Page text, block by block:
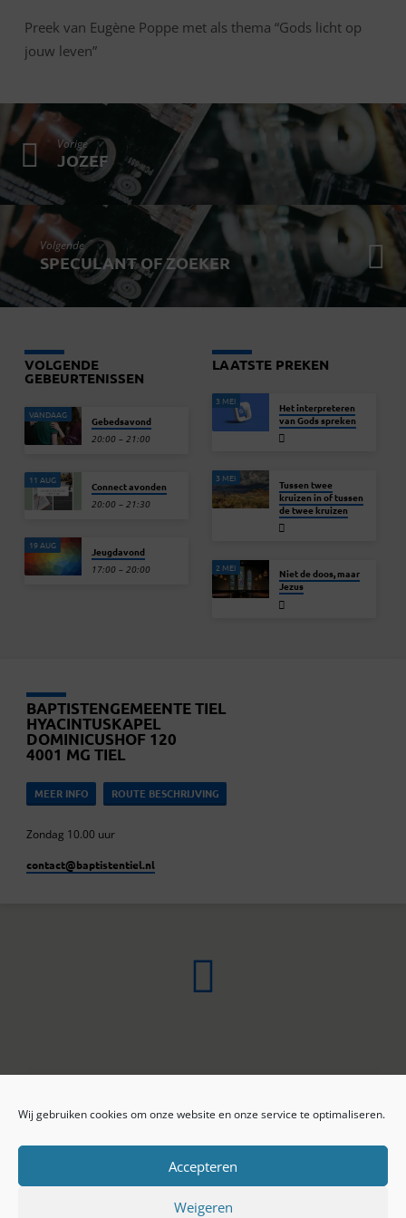
Wij gebruiken cookies om onze website en onze service te optimaliseren.
Accepteren
Weigeren
Preek van Eugène Poppe met als thema “Gods licht op
jouw leven”
Vorige
JOZEF
Volgende
SPECULANT OF ZOEKER
VOLGENDE
GEBEURTENISSEN
VANDAAG Gebedsavond
20:00 – 21:00
11 AUG Connect avonden
20:00 – 21:30
19 AUG Jeugdavond
17:00 – 20:00
LAATSTE PREKEN
3 MEI
Het interpreteren
van Gods spreken
3 MEI
Tussen twee
kruizen in of tussen
de twee kruizen
2 MEI
Niet de doos, maar
Jezus
BAPTISTENGEMEENTE TIEL
HYACINTUSKAPEL
DOMINICUSHOF 120
4001 MG TIEL
MEER INFO ROUTE BESCHRIJVING
Zondag 10.00 uur
contact​@baptistentiel.nl
ONLINE ARCHIEF
Privacy beleid